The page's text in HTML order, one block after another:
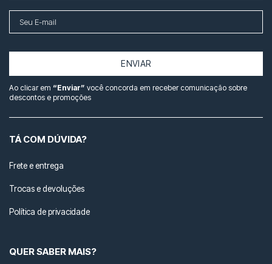
ENVIAR
Ao clicar em “Enviar” você concorda em receber comunicação sobre
descontos e promoções
TÁ COM DÚVIDA?
Frete e entrega
Trocas e devoluções
Política de privacidade
QUER SABER MAIS?